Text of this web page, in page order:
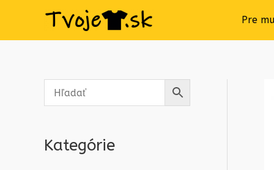
Pre
Kategórie